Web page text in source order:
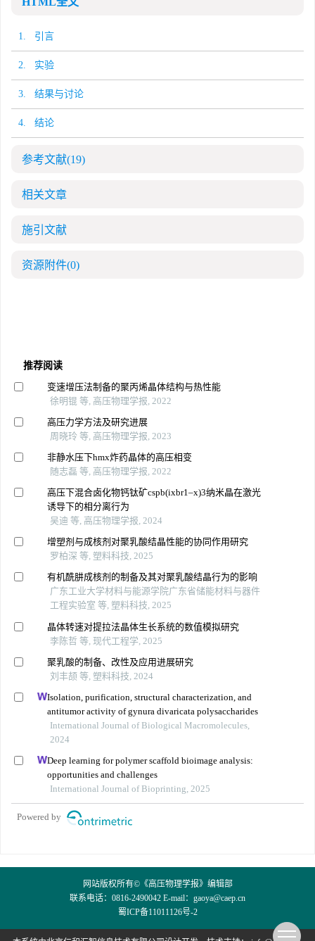
1. 引言
2. 实验
3. 结果与讨论
4. 结论
参考文献(19)
相关文章
施引文献
资源附件(0)
推荐阅读
变速增压法制备的聚丙烯晶体结构与热性能
徐明锟 等, 高压物理学报, 2022
高压力学方法及研究进展
周晓玲 等, 高压物理学报, 2023
非静水压下hmx炸药晶体的高压相变
随志磊 等, 高压物理学报, 2022
高压下混合卤化物钙钛矿cspb(ixbr1–x)3纳米晶在激光
诱导下的相分离行为
吴迪 等, 高压物理学报, 2024
增塑剂与成核剂对聚乳酸结晶性能的协同作用研究
罗柏深 等, 塑料科技, 2025
有机酰肼成核剂的制备及其对聚乳酸结晶行为的影响
广东工业大学材料与能源学院广东省储能材料与器件
工程实验室 等, 塑料科技, 2025
晶体转速对提拉法晶体生长系统的数值模拟研究
李陈哲 等, 现代工程学, 2025
聚乳酸的制备、改性及应用进展研究
刘丰颉 等, 塑料科技, 2024
Isolation, purification, structural characterization, and
antitumor activity of gynura divaricata polysaccharides
International Journal of Biological Macromolecules,
2024
Deep learning for polymer scaffold bioimage analysis:
opportunities and challenges
International Journal of Bioprinting, 2025
Powered by
网站版权所有©《高压物理学报》编辑部
联系电话：0816-2490042 E-mail： gaoya@caep.cn
蜀ICP备11011126号-2